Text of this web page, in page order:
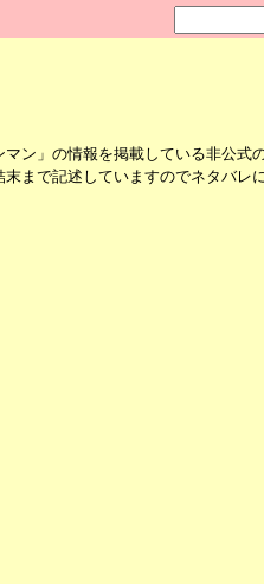
ン」の情報を掲載している非公式
まで記述していますのでネタバレ